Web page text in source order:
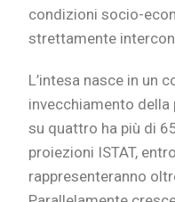
condizioni socio-
strettamente
L’intesa nasce in un
invecchiamento
su quattro ha più di
proiezioni ISTAT,
rappresenteranno